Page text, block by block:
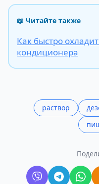
📖 Читайте также
Как быстро
кондиционера
раствор